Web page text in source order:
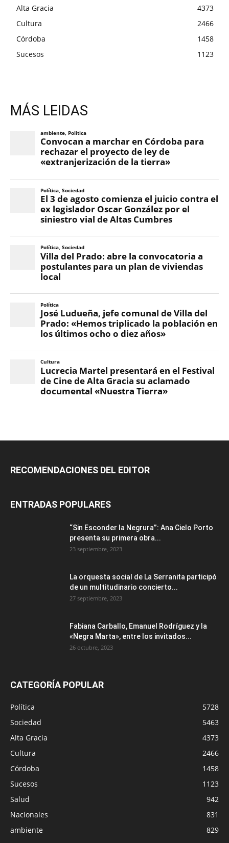
Alta Gracia
4373
Cultura
2466
Córdoba
1458
Sucesos
1123
MÁS LEIDAS
RECOMENDACIONES DEL EDITOR
ENTRADAS POPULARES
“Sin Esconder la Negrura”: Ana Cielo Porto
presenta su primera obra...
23 septiembre, 2023
La orquesta social de La Serranita participó
de un multitudinario concierto...
27 septiembre, 2023
Fabiana Carballo, Emanuel Rodríguez y la
«Negra Marta», entre los invitados...
26 octubre, 2023
CATEGORÍA POPULAR
Política
5728
Sociedad
5463
Alta Gracia
4373
Cultura
2466
Córdoba
1458
Sucesos
1123
Salud
942
Nacionales
831
ambiente
829